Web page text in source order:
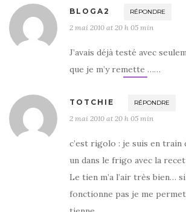
BLOGA2 RÉPONDRE
2 mai 2010 at 20 h 05 min
J’avais déjà testé avec
que je m’y remette ……
TOTCHIE RÉPONDRE
2 mai 2010 at 20 h 05 min
c’est rigolo : je suis en train
un dans le frigo avec la
Le tien m’a l’air très bien…
fonctionne pas je me